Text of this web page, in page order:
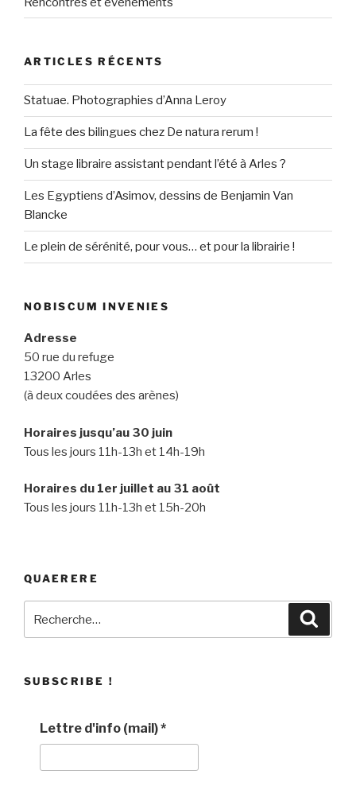
ARTICLES RÉCENTS
Statuae. Photographies d’Anna Leroy
La fête des bilingues chez De natura rerum !
Un stage libraire assistant pendant l’été à Arles ?
Les Egyptiens d’Asimov, dessins de Benjamin Van
Blancke
Le plein de sérénité, pour vous… et pour la librairie !
NOBISCUM INVENIES
Adresse
50 rue du refuge
13200 Arles
(à deux coudées des arènes)
Horaires jusqu’au 30 juin
Tous les jours 11h-13h et 14h-19h
Horaires du 1er juillet au 31 août
Tous les jours 11h-13h et 15h-20h
QUAERERE
pour
SUBSCRIBE !
Lettre d'info (mail)*